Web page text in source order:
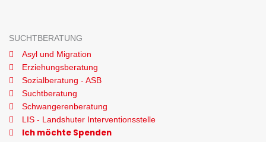
SUCHTBERATUNG
Asyl und Migration
Erziehungsberatung
Sozialberatung - ASB
Suchtberatung
Schwangerenberatung
LIS - Landshuter Interventionsstelle
Ich möchte Spenden